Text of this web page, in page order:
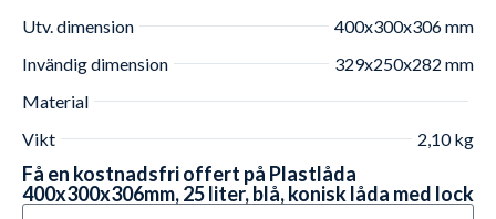
Utv. dimension
400x300x306 mm
Invändig dimension
329x250x282 mm
Material
Vikt
2,10 kg
Få en kostnadsfri offert på Plastlåda
400x300x306mm, 25 liter, blå, konisk låda med lock